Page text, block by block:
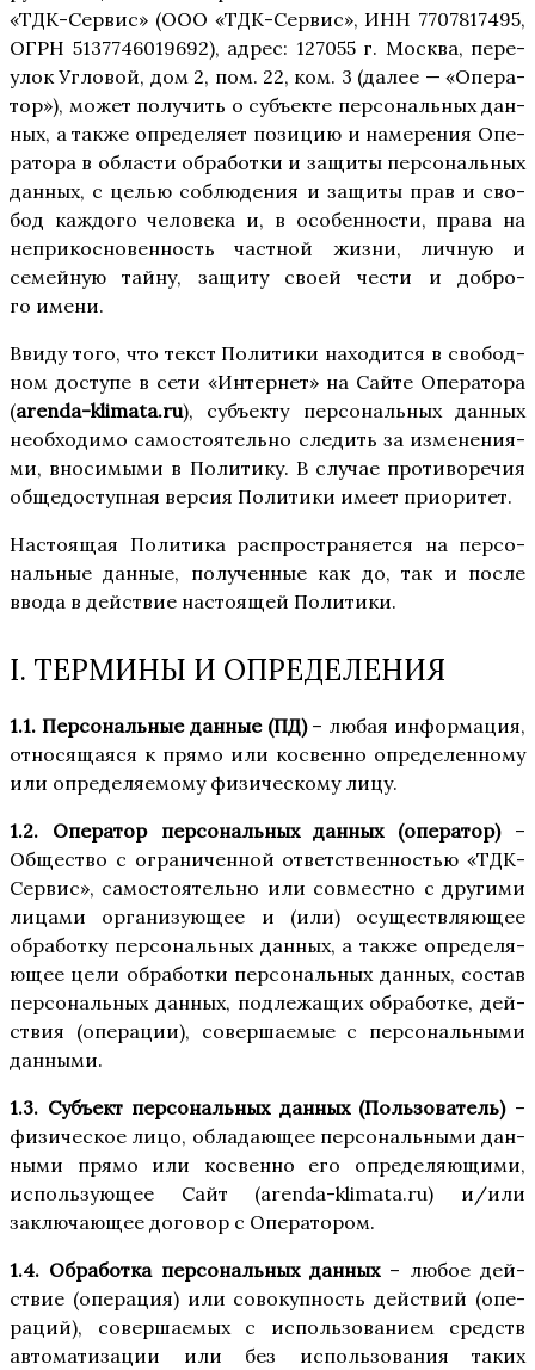
«ТДК-Сер­вис» (ООО «ТДК-Сер­вис», ИНН 7707817495,
ОГРН 5137746019692), адрес: 127055 г. Москва, пере­
улок Угло­вой, дом 2, пом. 22, ком. 3 (далее — «Опе­ра­
тор»), может полу­чить о субъ­ек­те пер­со­наль­ных дан­
ных, а так­же опре­де­ля­ет пози­цию и наме­ре­ния Опе­
ра­то­ра в обла­сти обра­бот­ки и защи­ты пер­со­наль­ных
дан­ных, с целью соблю­де­ния и защи­ты прав и сво­
бод каж­до­го чело­ве­ка и, в осо­бен­но­сти, пра­ва на
непри­кос­но­вен­ность част­ной жиз­ни, лич­ную и
семей­ную тай­ну, защи­ту сво­ей чести и доб­ро­
го имени.
Вви­ду того, что текст Поли­ти­ки нахо­дит­ся в сво­бод­
ном досту­пе в сети «Интер­нет» на Сай­те Опе­ра­то­ра
(arenda-klimata.ru), субъ­ек­ту пер­со­наль­ных дан­ных
необ­хо­ди­мо само­сто­я­тель­но сле­дить за изме­не­ни­я­
ми, вно­си­мы­ми в Поли­ти­ку. В слу­чае про­ти­во­ре­чия
обще­до­ступ­ная вер­сия Поли­ти­ки име­ет приоритет.
Насто­я­щая Поли­ти­ка рас­про­стра­ня­ет­ся на пер­со­
наль­ные дан­ные, полу­чен­ные как до, так и после
вво­да в дей­ствие насто­я­щей Политики.
I. ТЕРМИНЫ И ОПРЕДЕЛЕНИЯ
1.1. Пер­со­наль­ные дан­ные (ПД)– любая инфор­ма­ция,
отно­ся­ща­я­ся к пря­мо или кос­вен­но опре­де­лен­но­му
или опре­де­ля­е­мо­му физи­че­ско­му лицу.
1.2. Опе­ра­тор пер­со­наль­ных дан­ных (опе­ра­тор)–
Обще­ство с огра­ни­чен­ной ответ­ствен­но­стью «ТДК-
Сер­вис», само­сто­я­тель­но или сов­мест­но с дру­ги­ми
лица­ми орга­ни­зу­ю­щее и (или) осу­ществ­ля­ю­щее
обра­бот­ку пер­со­наль­ных дан­ных, а так­же опре­де­ля­
ю­щее цели обра­бот­ки пер­со­наль­ных дан­ных, состав
пер­со­наль­ных дан­ных, под­ле­жа­щих обра­бот­ке, дей­
ствия (опе­ра­ции), совер­ша­е­мые с пер­со­наль­ны­ми
данными.
1.3. Субъ­ект пер­со­наль­ных дан­ных (Поль­зо­ва­тель)–
физи­че­ское лицо, обла­да­ю­щее пер­со­наль­ны­ми дан­
ны­ми пря­мо или кос­вен­но его опре­де­ля­ю­щи­ми,
исполь­зу­ю­щее Сайт (arenda-klimata.ru) и/​или
заклю­ча­ю­щее дого­вор с Оператором.
1.4. Обра­бот­ка пер­со­наль­ных дан­ных– любое дей­
ствие (опе­ра­ция) или сово­куп­ность дей­ствий (опе­
ра­ций), совер­ша­е­мых с исполь­зо­ва­ни­ем средств
авто­ма­ти­за­ции или без исполь­зо­ва­ния таких